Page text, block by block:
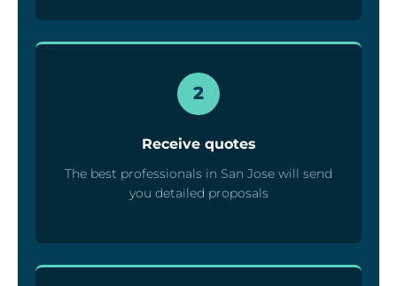
2
Receive quotes
The best professionals in San Jose will send
you detailed proposals